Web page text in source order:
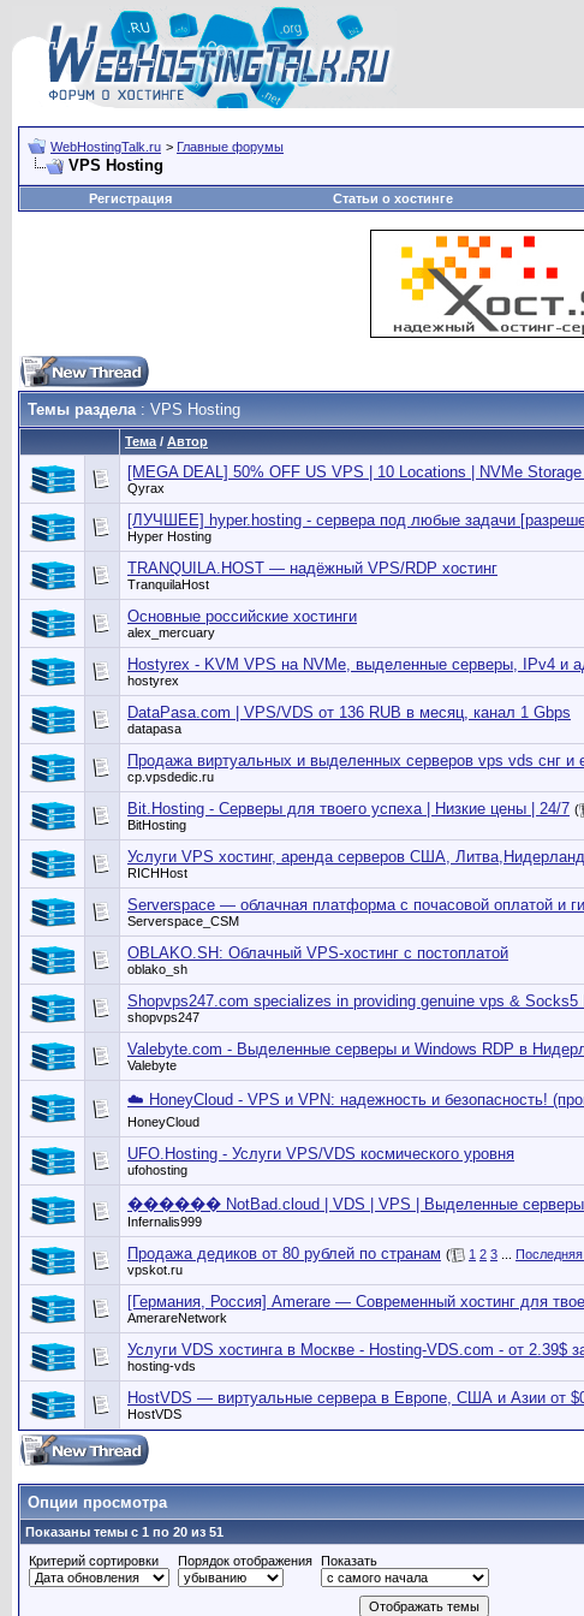
WebHostingTalk.ru > Главные форумы
VPS Hosting
Регистрация
Статьи о хостинге
Темы раздела: VPS Hosting
Тема / Автор
[MEGA DEAL] 50% OFF US VPS | 10 Locations | NVMe
Qyrax
[ЛУЧШЕЕ] hyper.hosting - сервера под любые задачи
Hyper Hosting
TRANQUILA.HOST — надёжный VPS/RDP хостинг
TranquilaHost
Основные российские хостинги
alex_mercuary
Hostyrex - KVM VPS на NVMe, выделенные серверы, IPv4 и
hostyrex
DataPasa.com | VPS/VDS от 136 RUB в месяц, канал 1 Gbps
datapasa
Продажа виртуальных и выделенных серверов vps vds снг и
cp.vpsdedic.ru
Bit.Hosting - Cерверы для твоего успеха | Низкие цены | 24/7 (
BitHosting
Услуги VPS хостинг, аренда серверов США,
RICHHost
Serverspace — облачная платформа с почасовой оплатой и
Serverspace_CSM
OBLAKO.SH: Облачный VPS-хостинг с постоплатой
oblako_sh
Shopvps247.com specializes in providing genuine vps & Socks5
shopvps247
Valebyte.com - Выделенные серверы и Windows RDP в
Valebyte
☁️ HoneyCloud - VPS и VPN: надежность и безопасность!
HoneyCloud
UFO.Hosting - Услуги VPS/VDS космического уровня
ufohosting
������ NotBad.cloud | VDS | VPS | Выделенные серверы
Infernalis999
Продажа дедиков от 80 рублей по странам ( 1 2 3
vpskot.ru
[Германия, Россия] Amerare — Современный хостинг для
AmerareNetwork
Услуги VDS хостинга в Москве - Hosting-VDS.com - от 2.39$
hosting-vds
HostVDS — виртуальные сервера в Европе, США и Азии от
HostVDS
Опции просмотра
Показаны темы с 1 по 20 из 51
Критерий сортировки
Порядок отображения Показать